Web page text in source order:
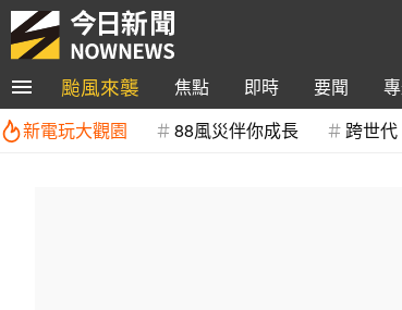
颱風來襲 焦點 即時 要聞
新電玩大觀園
88風災伴你成長 跨世代